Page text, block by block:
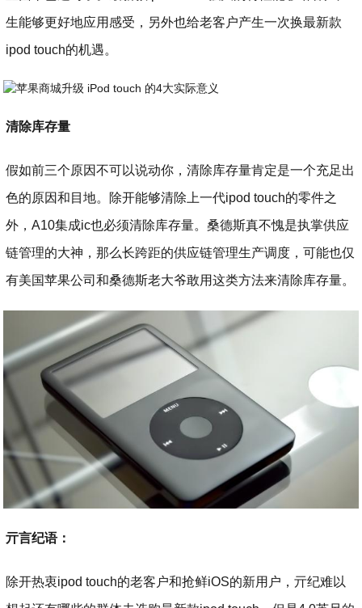
生能够更好地应用感受，另外也给老客户产生一次换最新款
ipod touch的机遇。
清除库存量
假如前三个原因不可以说动你，清除库存量肯定是一个充足出
色的原因和目地。除开能够清除上一代ipod touch的零件之
外，A10集成ic也必须清除库存量。桑德斯真不愧是执掌供应
链管理的大神，那么长跨距的供应链管理生产调度，可能也仅
有美国苹果公司和桑德斯老大爷敢用这类方法来清除库存量。
亓言纪语：
除开热衷ipod touch的老客户和抢鲜iOS的新用户，亓纪难以